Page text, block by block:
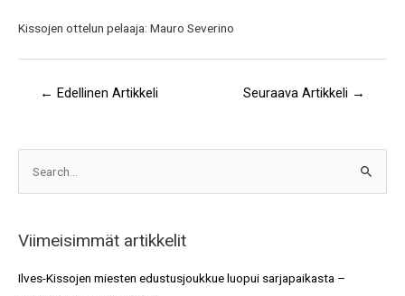
Kissojen ottelun pelaaja: Mauro Severino
← Edellinen Artikkeli Seuraava Artikkeli →
c
Viimeisimmät artikkelit
Ilves-Kissojen miesten edustusjoukkue luopui sarjapaikasta –
i
t